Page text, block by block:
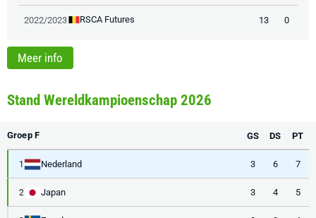
2022/2023 RSCA Futures 13 0
Meer info
Stand Wereldkampioenschap 2026
Groep F GS DS PT
1 Nederland 3 6 7
2 Japan 3 4 5